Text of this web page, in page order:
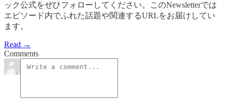
ック公式をぜひフォローしてください。このNewsletterでは
エピソード内でふれた話題や関連するURLをお届けしてい
ます。
Read →
Comments